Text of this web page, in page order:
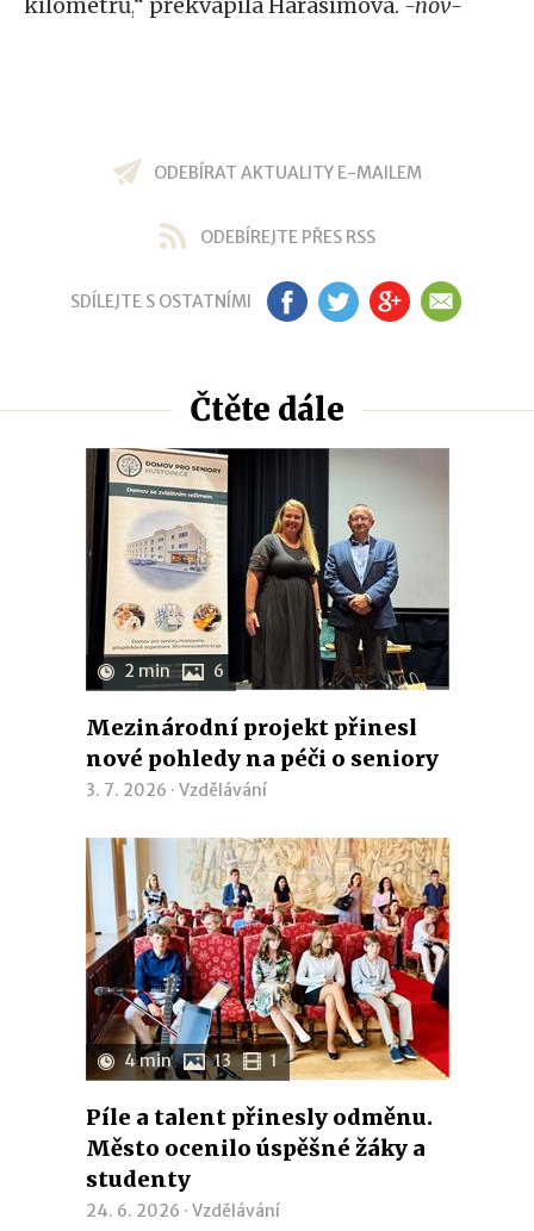
ODEBÍRAT AKTUALITY E-MAILEM
ODEBÍREJTE PŘES RSS
SDÍLEJTE S OSTATNÍMI FB TW GP EM
Čtěte dále
2 min 6
Mezinárodní projekt přinesl
nové pohledy na péči o seniory
3. 7. 2026 · Vzdělávání
4 min 13 1
Píle a talent přinesly odměnu.
Město ocenilo úspěšné žáky a
studenty
24. 6. 2026 · Vzdělávání